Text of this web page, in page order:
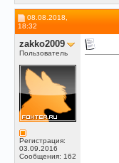
08.08.2018,
18:32
zakko2009
Пользователь
Регистрация:
03.09.2016
Сообщения: 162